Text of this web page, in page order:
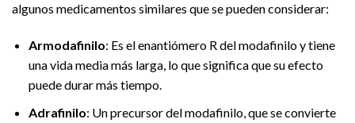
algunos medicamentos similares que se pueden considerar:
Armodafinilo: Es el enantiómero R del modafinilo y tiene
una vida media más larga, lo que significa que su efecto
puede durar más tiempo.
Adrafinilo: Un precursor del modafinilo, que se convierte